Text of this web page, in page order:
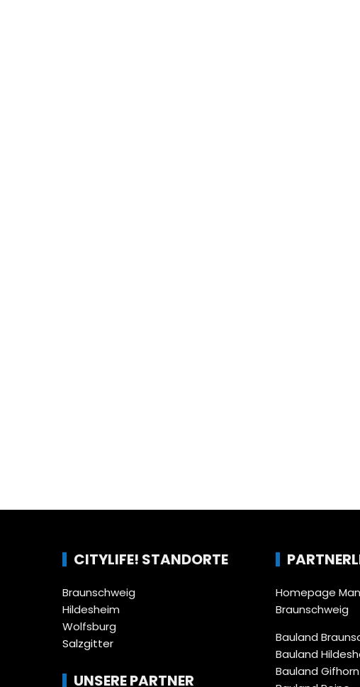
CITYLIFE! STANDORTE
Braunschweig
Hildesheim
Wolfsburg
Salzgitter
UNSERE PARTNER
Homepage
Braunschweig
Bauland
Bauland
Bauland Gifhorn